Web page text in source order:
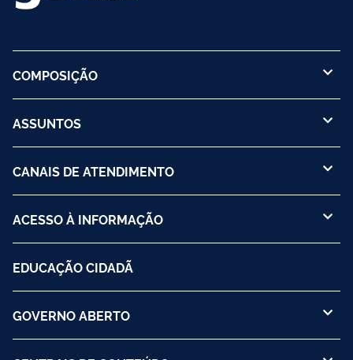
COMPOSIÇÃO
ASSUNTOS
CANAIS DE ATENDIMENTO
ACESSO À INFORMAÇÃO
EDUCAÇÃO CIDADÃ
GOVERNO ABERTO